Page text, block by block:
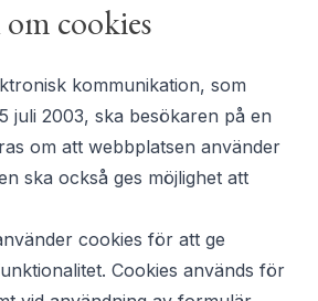
cookies
kommunikation, som
juli 2003, ska besökaren på en
om att webbplatsen använder
ska också ges möjlighet att
cookies för att ge
Cookies används för